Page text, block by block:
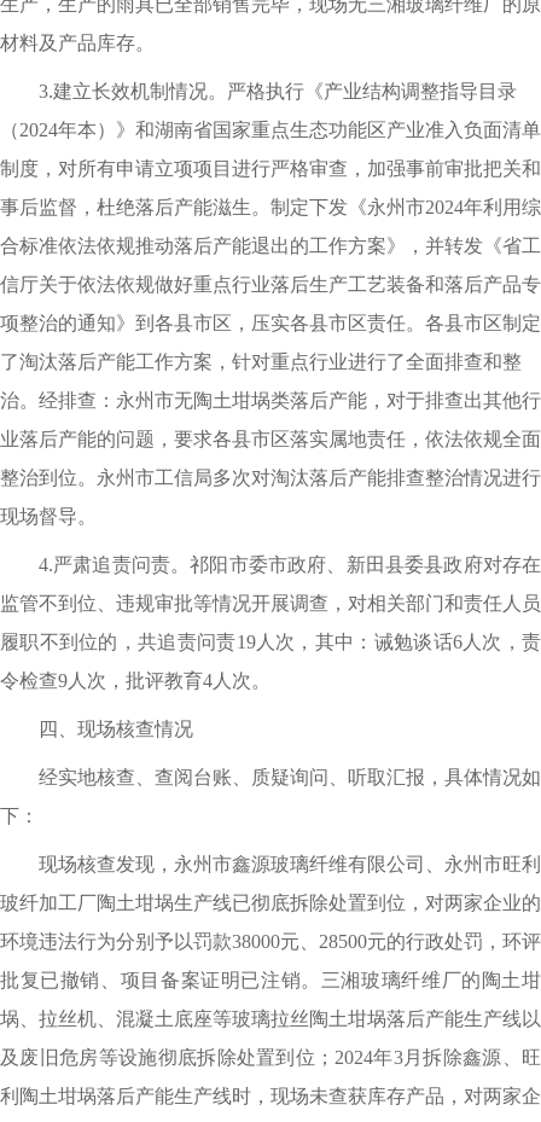
材料及产品库存。
3.建立长效机制情况。严格执行《产业结构调整指导目录
（2024年本）》和湖南省国家重点生态功能区产业准入负面清单
制度，对所有申请立项项目进行严格审查，加强事前审批把关和
事后监督，杜绝落后产能滋生。制定下发《永州市2024年利用综
合标准依法依规推动落后产能退出的工作方案》，并转发《省工
信厅关于依法依规做好重点行业落后生产工艺装备和落后产品专
项整治的通知》到各县市区，压实各县市区责任。各县市区制定
了淘汰落后产能工作方案，针对重点行业进行了全面排查和整
治。经排查：永州市无陶土坩埚类落后产能，对于排查出其他行
业落后产能的问题，要求各县市区落实属地责任，依法依规全面
整治到位。永州市工信局多次对淘汰落后产能排查整治情况进行
现场督导。
4.严肃追责问责。祁阳市委市政府、新田县委县政府对存在
监管不到位、违规审批等情况开展调查，对相关部门和责任人员
履职不到位的，共追责问责19人次，其中：诫勉谈话6人次，责
令检查9人次，批评教育4人次。
四、 现场核查情况
经实地核查、查阅台账、质疑询问、听取汇报，具体情况如
下：
现场核查发现，永州市鑫源玻璃纤维有限公司、永州市旺利
玻纤加工厂陶土坩埚生产线已彻底拆除处置到位，对两家企业的
环境违法行为分别予以罚款38000元、28500元的行政处罚，环评
批复已撤销、项目备案证明已注销。三湘玻璃纤维厂的陶土坩
埚、拉丝机、混凝土底座等玻璃拉丝陶土坩埚落后产能生产线以
及废旧危房等设施彻底拆除处置到位；2024年3月拆除鑫源、旺
利陶土坩埚落后产能生产线时，现场未查获库存产品，对两家企